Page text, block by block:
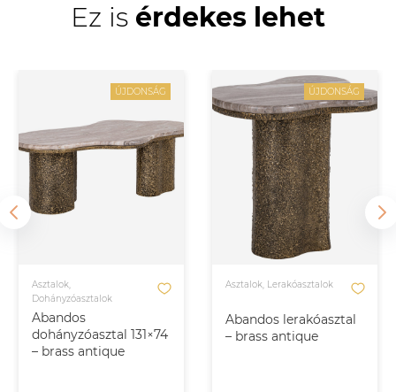
Ez is érdekes lehet
ÚJDONSÁG
Abandos
dohányzóasztal 131×74
– brass antique
Asztalok,
Dohányzóasztalok
ÚJDONSÁG
Abandos lerakóasztal
– brass antique
Asztalok, Lerakóasztalok